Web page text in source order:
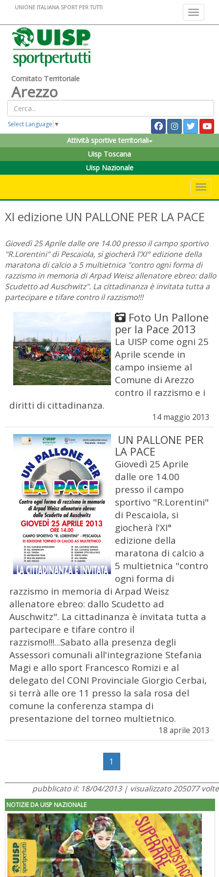
Toggle
UNIONE ITALIANA SPORT PER TUTTI
Comitato Territoriale
Arezzo
Select Language ▼
Attività sportive territoriali
Uisp Toscana
Uisp Nazionale
XI edizione UN PALLONE PER LA PACE
Giovedì 25 Aprile dalle ore 14.00 presso il campo sportivo
"R.Lorentini" di Pescaiola, si giocherà l'XI° edizione della
maratona di calcio a 5 multietnica "contro ogni forma di
razzismo in memoria di Arpad Weisz allenatore ebreo: dallo
Scudetto ad Auschwitz". La cittadinanza è invitata tutta a
partecipare e tifare contro il razzismo!!!
Foto Un Pallone
per la Pace 2013
La UISP come ogni 25
Aprile scende in
campo insieme al
Comune di Arezzo
contro il razzismo e i
diritti di cittadinanza.
14 maggio 2013
UN PALLONE PER
LA PACE
Giovedì 25 Aprile
dalle ore 14.00
presso il campo
sportivo "R.Lorentini"
di Pescaiola, si
giocherà l'XI°
edizione della
maratona di calcio a
5 multietnica "contro
ogni forma di
razzismo in memoria di Arpad Weisz
allenatore ebreo: dallo Scudetto ad
Auschwitz". La cittadinanza è invitata tutta a
partecipare e tifare contro il
razzismo!!!...Sabato alla presenza degli
Assessori comunali all'integrazione Stefania
Magi e allo sport Francesco Romizi e al
delegato del CONI Provinciale Giorgio Cerbai,
si terrà alle ore 11 presso la sala rosa del
comune la conferenza stampa di
presentazione del torneo multietnico.
18 aprile 2013
1
pubblicato il: 18/04/2013 | visualizzato 205077 volte
NOTIZIE DA UISP NAZIONALE